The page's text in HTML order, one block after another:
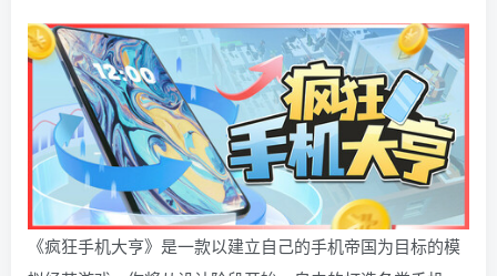
《疯狂手机大亨》是一款以建立自己的手机帝国为目标的模